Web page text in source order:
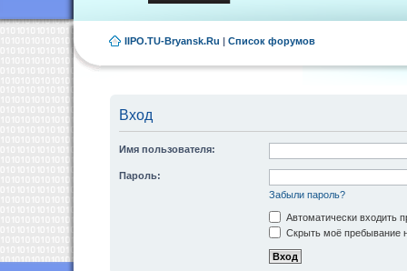
IIPO.TU-Bryansk.Ru | Список форумов
Вход
Имя пользователя:
Пароль:
Забыли пароль?
Автоматически входить
Скрыть моё пребывание